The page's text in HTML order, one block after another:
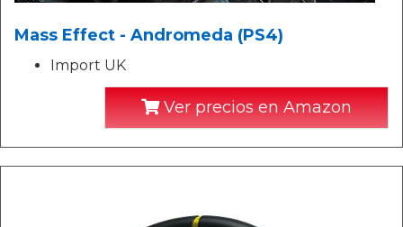
Mass Effect - Andromeda (PS4)
Import UK
Ver precios en Amazon